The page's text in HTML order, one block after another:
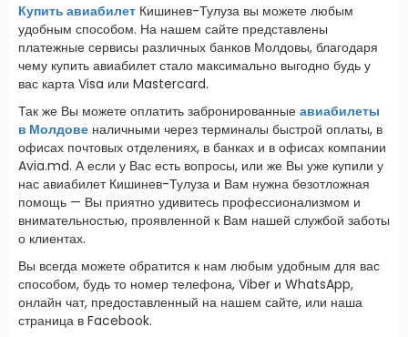
Купить авиабилет Кишинев-Тулуза вы можете любым
удобным способом. На нашем сайте представлены
платежные сервисы различных банков Молдовы, благодаря
чему купить авиабилет стало максимально выгодно будь у
вас карта Visa или Mastercard.
Так же Вы можете оплатить забронированные авиабилеты
в Молдове наличными через терминалы быстрой оплаты, в
офисах почтовых отделениях, в банках и в офисах компании
Avia.md. А если у Вас есть вопросы, или же Вы уже купили у
нас авиабилет Кишинев-Тулуза и Вам нужна безотложная
помощь — Вы приятно удивитесь профессионализмом и
внимательностью, проявленной к Вам нашей службой заботы
о клиентах.
Вы всегда можете обратится к нам любым удобным для вас
способом, будь то номер телефона, Viber и WhatsApp,
онлайн чат, предоставленный на нашем сайте, или наша
страница в Facebook.